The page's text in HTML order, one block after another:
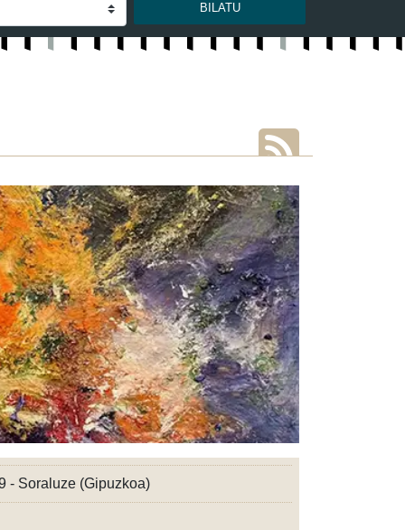
BILATU
- Soraluze (Gipuzkoa)